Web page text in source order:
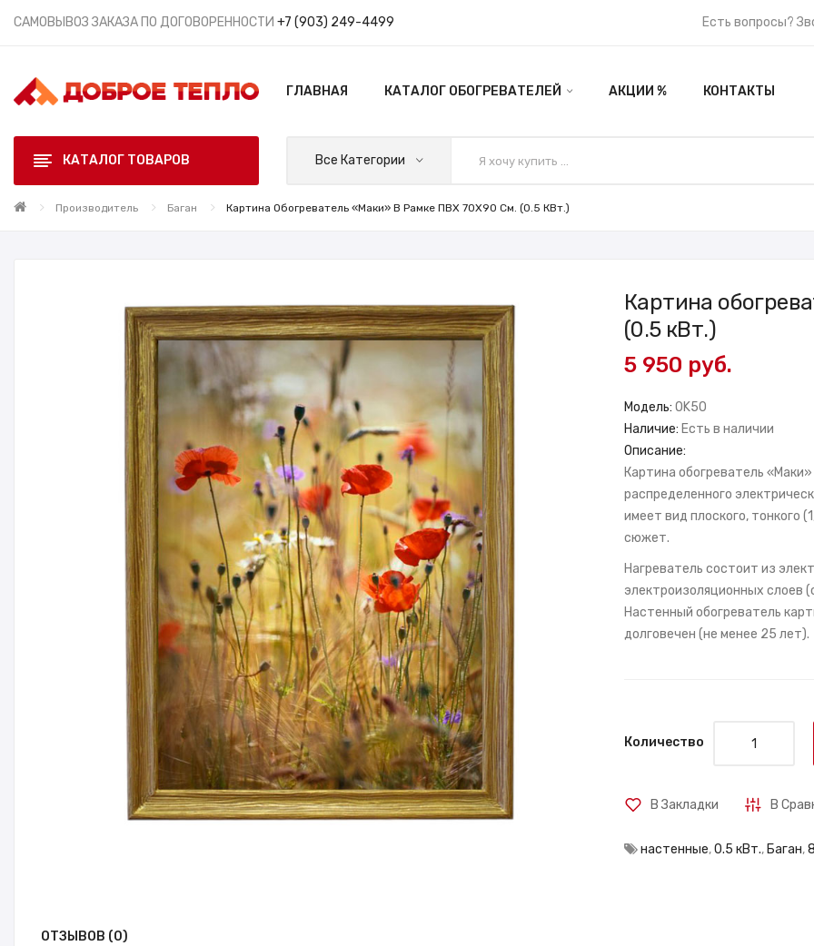
САМОВЫВОЗ ЗАКАЗА ПО ДОГОВОРЕННОСТИ +7 (903) 249-4499 Есть вопросы?
ГЛАВНАЯ КАТАЛОГ ОБОГРЕВАТЕЛЕЙ АКЦИИ % КОНТАКТЫ
КАТАЛОГ ТОВАРОВ Все Категории
Производитель Баган Картина Обогреватель «Маки» В Рамке ПВХ 70X90 См. (0.5 КВт.)
Картина
(0.5 кВт.)
5 950 руб.
Модель: OK50
Наличие: Есть в наличии
Описание:
Картина обогреватель
распределенного
имеет вид плоского, тонкого
сюжет.
Нагреватель состоит из
электроизоляционных слоев
Настенный обогреватель
долговечен (не менее 25 лет).
Количество
В Закладки В
настенные,0.5 кВт., Баган,
ОТЗЫВОВ (0)